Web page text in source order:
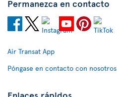
Permanezca en contacto
Air Transat App
Póngase en contacto con nosotros